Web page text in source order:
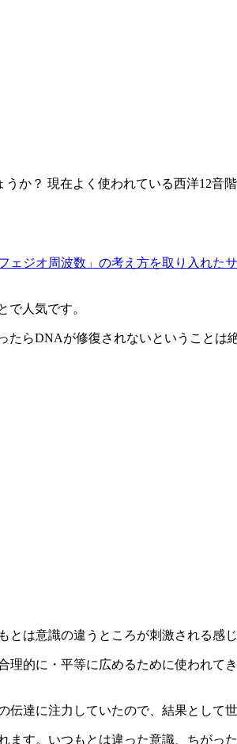
か？ 現在よく使われている西洋12
ジオ周波数」の考え方を取り入れた
で人気です。
らDNAが修復されないということは
は意識の違うところが刺激される感じ
的に・平等に広めるために使われ
達に注力していたので、結果として
す。いつもとは違った意識、ちがっ